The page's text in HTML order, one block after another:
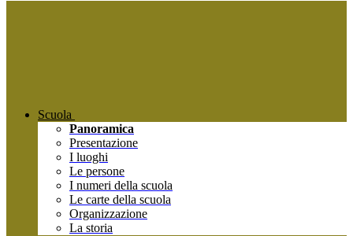
Scuola
Panoramica
Presentazione
I luoghi
Le persone
I numeri della scuola
Le carte della scuola
Organizzazione
La storia